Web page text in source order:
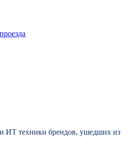
ИТ техники брендов, ушедших из